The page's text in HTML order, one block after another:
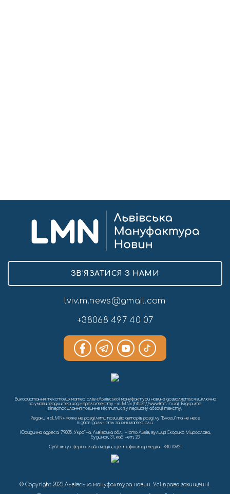
ЗВ’ЯЗАТИСЯ З НАМИ
lviv.m.news@gmail.com
+38068 497 40 07
Використання текстових матеріалів «Львівської мануфактури новин» дозволяється виключно
за умови згадки першоджерела тексту – «LMN» (https://www.lmn.in.ua). Відкрите
гіперпосилання повинне міститися у першому абзаці тексту.
Редакція «LMN» може не розділяти позицію авторів розділу “Блоги” та не несе
відповідальність за їхні матеріали.
Юридична адреса: 79005, Україна, Львівська обл., місто Львів, вулиця Скорика Мирослава,
будинок, 31, кабінет, 23
Cуб'єкт у сфері онлайн-медіа; ідентифікатор медіа - R40-03621
© Copyright 2023 Львівська мануфактура новин. Усі права захищенні.